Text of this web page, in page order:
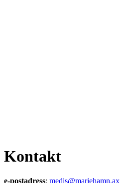
Kontakt
e-postadress: medis@mariehamn.ax